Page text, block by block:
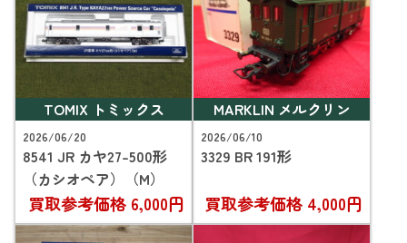
TOMIX トミックス
2026/06/20
8541 JR カヤ27-500形
（カシオペア）（M）
買取参考価格 6,000円
MARKLIN メルクリン
2026/06/10
3329 BR 191形
買取参考価格 4,000円